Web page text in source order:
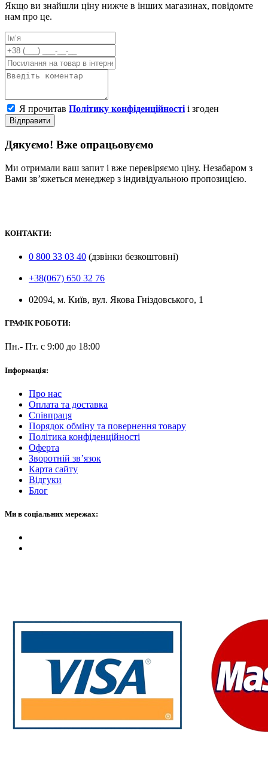
Якщо ви знайшли ціну нижче в інших магазинах, повідомте
нам про це.
Я прочитав Політику конфіденційності і згоден
Відправити
Дякуємо! Вже опрацьовуємо
Ми отримали ваш запит і вже перевіряємо ціну. Незабаром з
Вами зв’яжеться менеджер з індивідуальною пропозицією.
КОНТАКТИ:
0 800 33 03 40 (дзвінки безкоштовні)
+38(067) 650 32 76
02094, м. Київ, вул. Якова Гніздовського, 1
ГРАФІК РОБОТИ:
Пн.- Пт. с 9:00 до 18:00
Інформація:
Про нас
Оплата та доставка
Співпраця
Порядок обміну та повернення товару
Політика конфіденційності
Оферта
Зворотній зв’язок
Карта сайту
Відгуки
Блог
Ми в соціальних мережах: